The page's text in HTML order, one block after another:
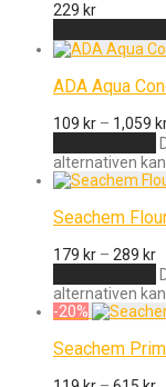
229 kr
ADA Aqua
109 kr – 1,059
alternativen
Seachem
179 kr – 289 kr
alternativen
-20%
Seachem